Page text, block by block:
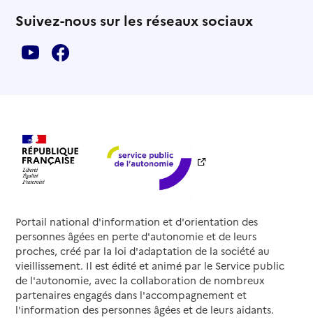
Suivez-nous sur les réseaux sociaux
Portail national d'information et d'orientation des
personnes âgées en perte d'autonomie et de leurs
proches, créé par la loi d'adaptation de la société au
vieillissement. Il est édité et animé par le Service public
de l'autonomie, avec la collaboration de nombreux
partenaires engagés dans l'accompagnement et
l'information des personnes âgées et de leurs aidants.